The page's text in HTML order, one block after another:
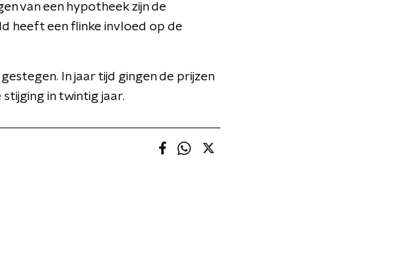
van een hypotheek zijn de
heeft een flinke invloed op de
In jaar tijd gingen de prijzen
in twintig jaar.